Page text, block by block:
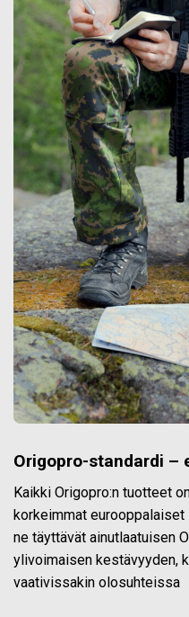
Origopro-standardi –
Kaikki Origopro:n tuotteet
korkeimmat
ne täyttävät ainutlaatuisen
ylivoimaisen kestävyyden,
vaativissakin olosuhteissa